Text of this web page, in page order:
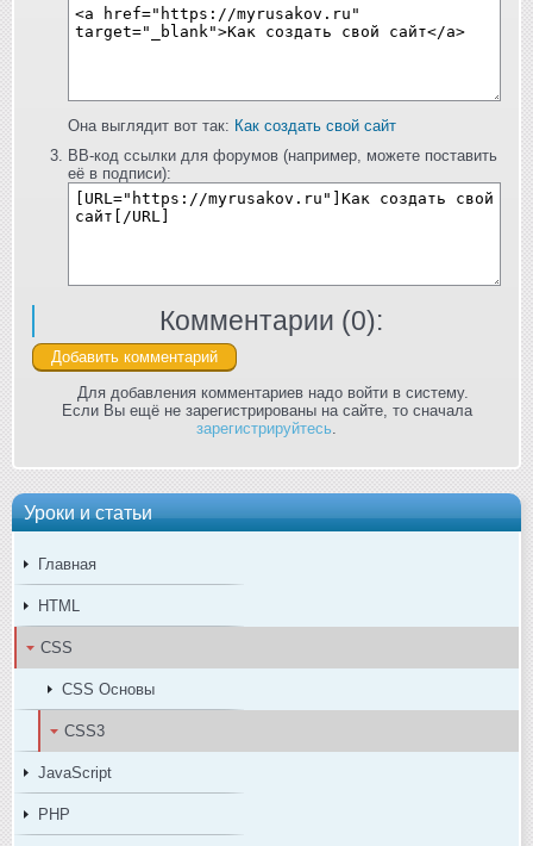
Уроки и статьи
Главная
HTML
CSS
CSS Основы
CSS3
JavaScript
PHP
Она выглядит вот так: Как создать свой сайт
BB-код ссылки для форумов (например, можете поставить
её в подписи):
Комментарии (0):
Для добавления комментариев надо войти в систему.
Если Вы ещё не зарегистрированы на сайте, то сначала
зарегистрируйтесь.